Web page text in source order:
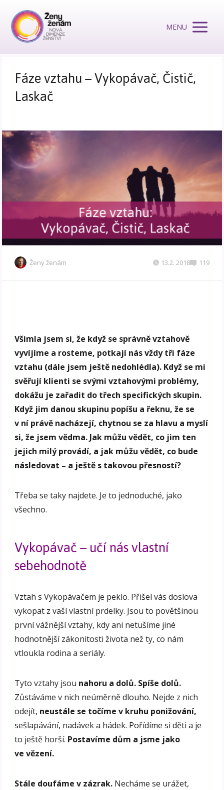
MENU
Fáze vztahu – Vykopávač, Čistič,
Laskač
Ženy ženám 13.2. 2018 119
Všimla jsem si, že když se správně vztahově
vyvíjíme a rosteme, potkají nás vždy tři fáze
vztahu (dále jsem ještě nedohlédla). Když se mi
svěřují klienti se svými vztahovými problémy,
dokážu je zařadit do třech specifických skupin.
Když jim danou skupinu popíšu a řeknu, že se
v ní právě nacházejí, chytnou se za hlavu a myslí
si, že jsem vědma. Jak můžu vědět, co jim ten
jejich milý provádí, a jak můžu vědět, co bude
následovat – a ještě s takovou přesností?
Třeba se taky najdete. Je to jednoduché, jako
všechno.
Vykopávač – učí nás vlastní
sebehodnotě
Vztah s Vykopávačem je peklo. Přišel vás doslova
vykopat z vaší vlastní prdelky. Jsou to povětšinou
první vážnější vztahy, kdy ani netušíme jiné
hodnotnější zákonitosti života než ty, co nám
vtloukla rodina a seriály.
Tyto vztahy jsou nahoru a dolů. Spíše dolů.
Zůstáváme v nich neúměrně dlouho. Nejde z nich
odejít, neustále se točíme v kruhu ponižování,
sešlapávání, nadávek a hádek. Pořídíme si děti a je
to ještě horší. Postavíme dům a jsme jako
ve vězení.
Stále doufáme v zázrak. Necháme se urážet,